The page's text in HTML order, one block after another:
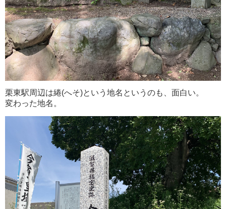
栗東駅周辺は綣(へそ)という地名というのも、面白い。
変わった地名。